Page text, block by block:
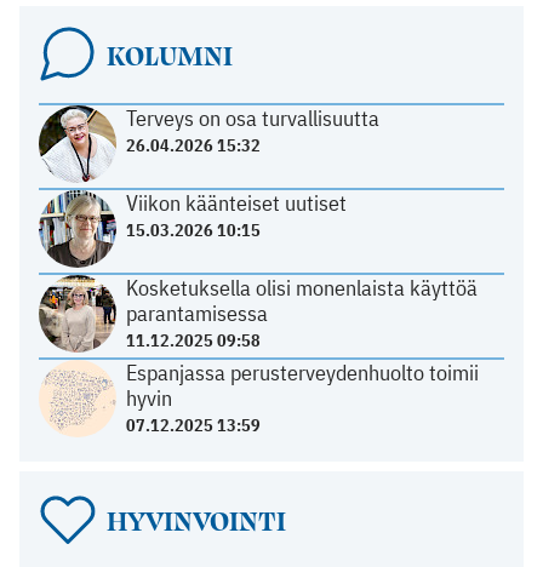
KOLUMNI
Terveys on osa turvallisuutta
26.04.2026 15:32
Viikon käänteiset uutiset
15.03.2026 10:15
Kosketuksella olisi monenlaista käyttöä
parantamisessa
11.12.2025 09:58
Espanjassa perusterveydenhuolto toimii
hyvin
07.12.2025 13:59
HYVINVOINTI